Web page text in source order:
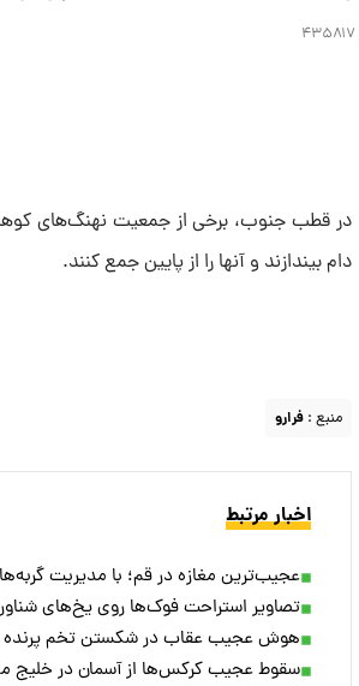
۴۳۵۸۱۷
در قطب جنوب، برخی از جمعیت نهنگ‌های
دام بیندازند و آنها را از پایین جمع کنند.
منبع : فرارو
اخبار مرتبط
عجیب‌ترین مغازه در قم؛ با مدیریت
تصاویر استراحت فوک‌ها روی یخ‌های
هوش عجیب عقاب در شکستن تخم پرنده
سقوط عجیب کرکس‌ها از آسمان در خلیج